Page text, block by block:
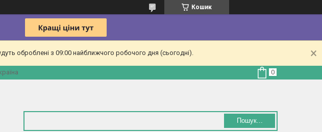
Кошик
оброблені з 09:00 найближчого робочого дня (сьогодні).
Пошук...